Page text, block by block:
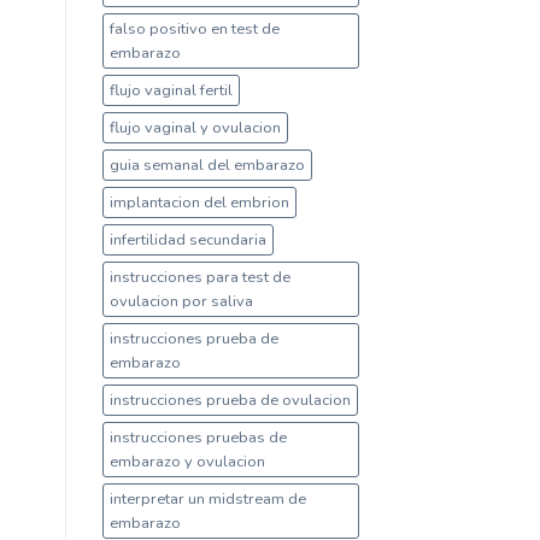
falso positivo en test de
embarazo
flujo vaginal fertil
flujo vaginal y ovulacion
guia semanal del embarazo
implantacion del embrion
infertilidad secundaria
instrucciones para test de
ovulacion por saliva
instrucciones prueba de
embarazo
instrucciones prueba de ovulacion
instrucciones pruebas de
embarazo y ovulacion
interpretar un midstream de
embarazo